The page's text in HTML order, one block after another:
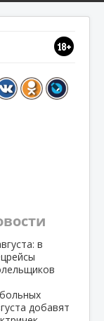
в
добавят